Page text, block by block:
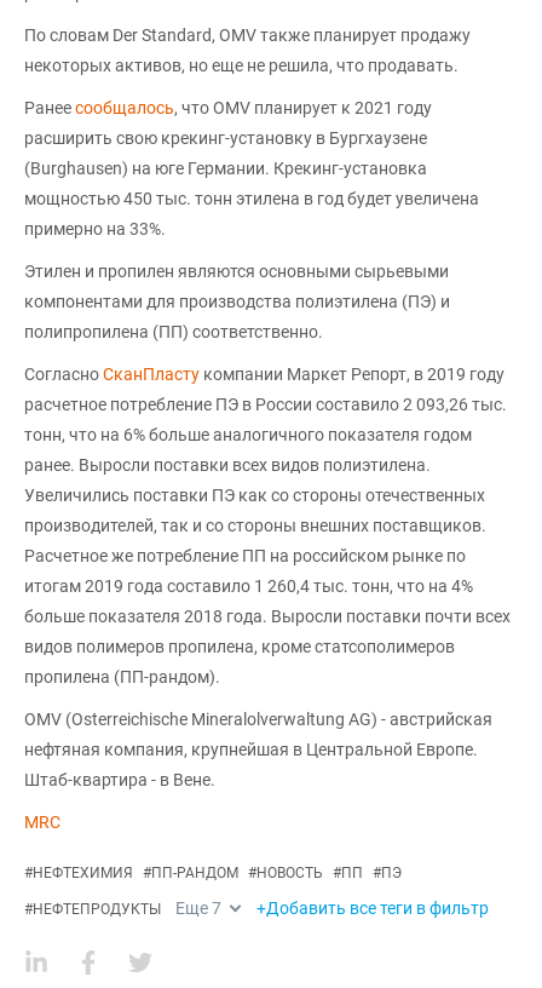
По словам Der Standard, OMV также планирует продажу
некоторых активов, но еще не решила, что продавать.
Ранеесообщалось, что OMV планирует к 2021 году
расширить свою крекинг-установку в Бургхаузене
(Burghausen) на юге Германии. Крекинг-установка
мощностью 450 тыс. тонн этилена в год будет увеличена
примерно на 33%.
Этилен и пропилен являются основными сырьевыми
компонентами для производства полиэтилена (ПЭ) и
полипропилена (ПП) соответственно.
СогласноСканПласту компании Маркет Репорт, в 2019 году
расчетное потребление ПЭ в России составило 2 093,26 тыс.
тонн, что на 6% больше аналогичного показателя годом
ранее. Выросли поставки всех видов полиэтилена.
Увеличились поставки ПЭ как со стороны отечественных
производителей, так и со стороны внешних поставщиков.
Расчетное же потребление ПП на российском рынке по
итогам 2019 года составило 1 260,4 тыс. тонн, что на 4%
больше показателя 2018 года. Выросли поставки почти всех
видов полимеров пропилена, кроме статсополимеров
пропилена (ПП-рандом).
OMV (Osterreichische Mineralolverwaltung AG) - австрийская
нефтяная компания, крупнейшая в Центральной Европе.
Штаб-квартира - в Вене.
MRC
#НЕФТЕХИМИЯ #ПП-РАНДОМ #НОВОСТЬ #ПП #ПЭ
#НЕФТЕПРОДУКТЫ Еще7 +Добавить все теги в фильтр